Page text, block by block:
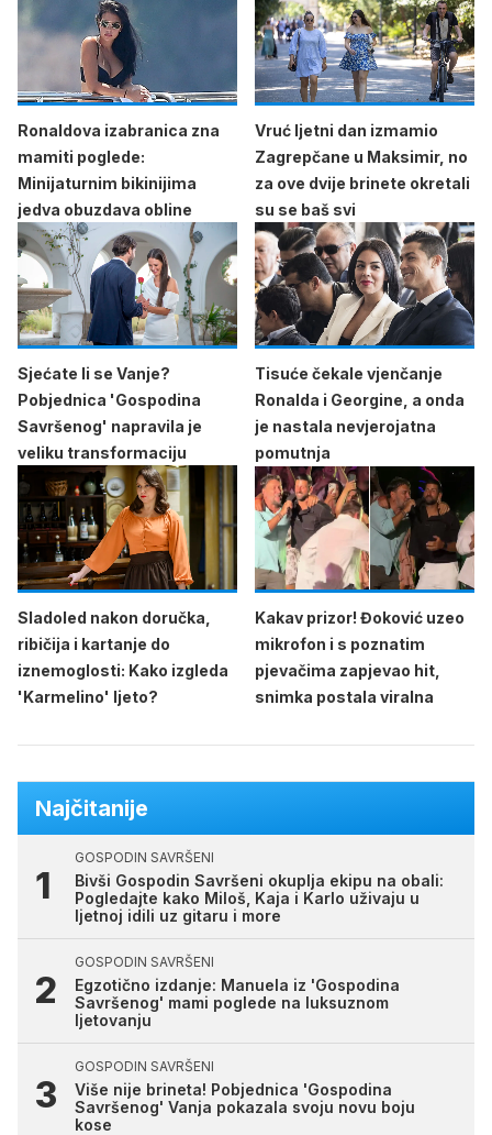
Ronaldova izabranica zna
mamiti poglede:
Minijaturnim bikinijima
jedva obuzdava obline
Vruć ljetni dan izmamio
Zagrepčane u Maksimir, no
za ove dvije brinete okretali
su se baš svi
Sjećate li se Vanje?
Pobjednica 'Gospodina
Savršenog' napravila je
veliku transformaciju
Tisuće čekale vjenčanje
Ronalda i Georgine, a onda
je nastala nevjerojatna
pomutnja
Sladoled nakon doručka,
ribičija i kartanje do
iznemoglosti: Kako izgleda
'Karmelino' ljeto?
Kakav prizor! Đoković uzeo
mikrofon i s poznatim
pjevačima zapjevao hit,
snimka postala viralna
Najčitanije
GOSPODIN SAVRŠENI
Bivši Gospodin Savršeni okuplja ekipu na obali:
Pogledajte kako Miloš, Kaja i Karlo uživaju u
ljetnoj idili uz gitaru i more
GOSPODIN SAVRŠENI
Egzotično izdanje: Manuela iz 'Gospodina
Savršenog' mami poglede na luksuznom
ljetovanju
GOSPODIN SAVRŠENI
Više nije brineta! Pobjednica 'Gospodina
Savršenog' Vanja pokazala svoju novu boju
kose